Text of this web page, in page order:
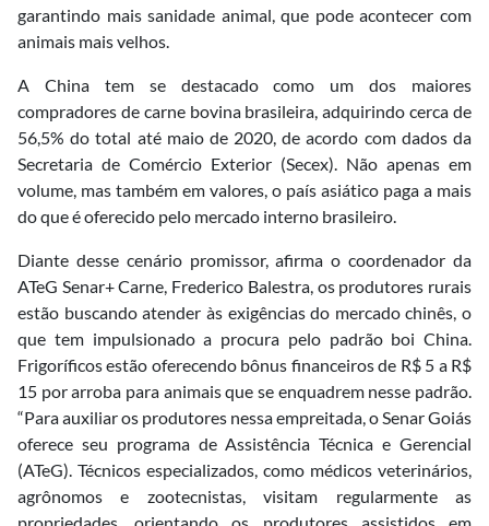
garantindo mais sanidade animal, que pode acontecer com
animais mais velhos.
A China tem se destacado como um dos maiores
compradores de carne bovina brasileira, adquirindo cerca de
56,5% do total até maio de 2020, de acordo com dados da
Secretaria de Comércio Exterior (Secex). Não apenas em
volume, mas também em valores, o país asiático paga a mais
do que é oferecido pelo mercado interno brasileiro.
Diante desse cenário promissor, afirma o coordenador da
ATeG Senar+ Carne, Frederico Balestra, os produtores rurais
estão buscando atender às exigências do mercado chinês, o
que tem impulsionado a procura pelo padrão boi China.
Frigoríficos estão oferecendo bônus financeiros de R$ 5 a R$
15 por arroba para animais que se enquadrem nesse padrão.
“Para auxiliar os produtores nessa empreitada, o Senar Goiás
oferece seu programa de Assistência Técnica e Gerencial
(ATeG). Técnicos especializados, como médicos veterinários,
agrônomos e zootecnistas, visitam regularmente as